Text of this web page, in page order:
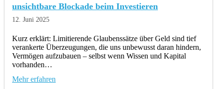
unsichtbare Blockade beim Investieren
12. Juni 2025
Kurz erklärt: Limitierende Glaubenssätze über Geld sind tief
verankerte Überzeugungen, die uns unbewusst daran hindern,
Vermögen aufzubauen – selbst wenn Wissen und Kapital
vorhanden…
Mehr erfahren